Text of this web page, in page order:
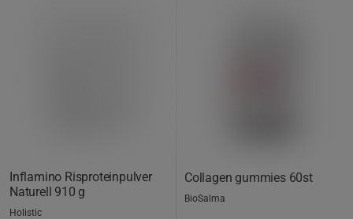
Inflamino Risproteinpulver
Naturell 910 g
Holistic
Collagen gummies 60st
BioSalma